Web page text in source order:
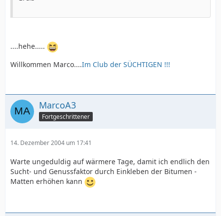
....hehe.....
Willkommen Marco....Im Club der SÜCHTIGEN !!!
MarcoA3
Fortgeschrittener
14. Dezember 2004 um 17:41
Warte ungeduldig auf wärmere Tage, damit ich endlich den
Sucht- und Genussfaktor durch Einkleben der Bitumen -
Matten erhöhen kann